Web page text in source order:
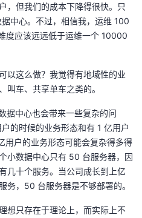
，但我们的成本下降得很快。只
中心。不过，相信我，运维 100
度应该远远低于运维一个 10000
以这么做？我觉得有地域性的业
叫车、共享单车之类的。
据中心也会带来一些复杂的问
的时候的业务形态和有 1 亿用户
用户的业务形态可能会复杂得多得
小数据中心只有 50 台服务器，因
几十个服务。当公司成长到上亿
务，50 台服务器是不够部署的。
想只存在于理论上，而实际上不